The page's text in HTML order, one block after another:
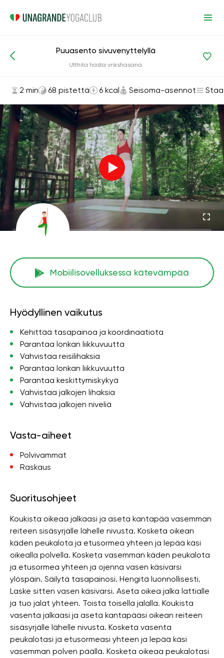
Asanat ja harjoitukset Seisoma-asennot
Puuasento sivuvenyttelyllä
Utthita hasta vrikshasana
2 min 68 pistettä 6 kcal Seisoma-asennot
Mobiilisovelluksessa kätevämpää
Hyödyllinen vaikutus
Kehittää tasapainoa ja koordinaatiota
Parantaa lonkan liikkuvuutta
Vahvistaa reisilihaksia
Parantaa lonkan liikkuvuutta
Parantaa keskittymiskykyä
Vahvistaa jalkojen lihaksia
Vahvistaa jalkojen niveliä
Vasta-aiheet
Polvivammat
Raskaus
Suoritusohjeet
Koukista oikeaa jalkaasi ja aseta kantapää vasemman
reiteen sisäsyrjälle lähelle nivusta. Kosketa oikean
käden peukalota ja etusormea ​​yhteen ja lepää käsi
oikealla polvella. Kosketa vasemman käden peukalota
ja etusormea ​​yhteen ja ojenna vasen käsivarsi
ylöspäin. Säilytä tasapainosi. Hengitä luonnollisesti.
Laske sitten vasen käsivarsi. Aseta oikea jalka lattialle
ja tuo jalat yhteen. Toista toisella jalalla. Koukista
vasenta jalkaasi ja aseta kantapääsi oikean reiteen
sisäsyrjälle lähelle nivusta. Kosketa vasenta
peukalotasi ja etusormeasi yhteen ja lepää käsi
vasemman polven päällä. Kosketa oikeaa peukalotasi